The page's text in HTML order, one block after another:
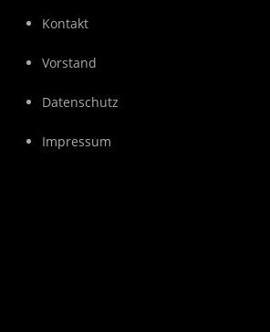
Kontakt
Vorstand
Datenschutz
Impressum